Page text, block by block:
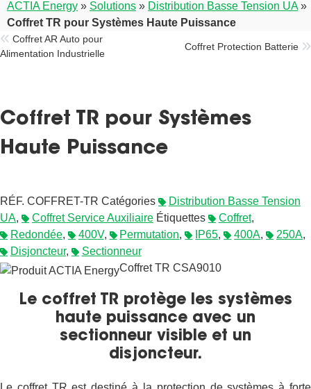
ACTIA Energy » Solutions » Distribution Basse Tension UA»
Coffret TR pour Systèmes Haute Puissance
Coffret AR Auto pour
Alimentation Industrielle
Coffret Protection Batterie
Coffret TR pour Systèmes
Haute Puissance
RÉF. COFFRET-TR Catégories
Distribution Basse Tension
UA, Coffret Service Auxiliaire Étiquettes Coffret,
Redondée, 400V, Permutation, IP65, 400A, 250A,
Disjoncteur,
Sectionneur
Coffret TR CSA9010
Le coffret TR protège les systèmes
haute puissance avec un
sectionneur visible et un
disjoncteur.